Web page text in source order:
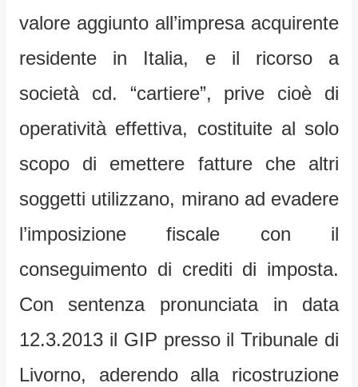
valore aggiunto all’impresa acquirente
residente in Italia, e il ricorso a
società cd. “cartiere”, prive cioè di
operatività effettiva, costituite al solo
scopo di emettere fatture che altri
soggetti utilizzano, mirano ad evadere
l’imposizione fiscale con il
conseguimento di crediti di imposta.
Con sentenza pronunciata in data
12.3.2013 il GIP presso il Tribunale di
Livorno, aderendo alla ricostruzione